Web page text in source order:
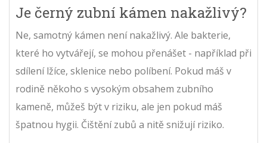
Je černý zubní kámen nakažlivý?
Ne, samotný kámen není nakažlivý. Ale bakterie,
které ho vytvářejí, se mohou přenášet - například při
sdílení lžíce, sklenice nebo políbení. Pokud máš v
rodině někoho s vysokým obsahem zubního
kameně, můžeš být v riziku, ale jen pokud máš
špatnou hygii. Čištění zubů a nitě snižují riziko.